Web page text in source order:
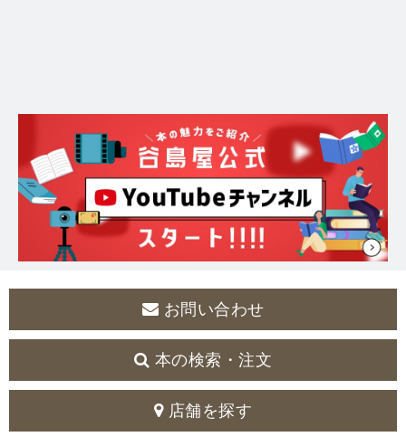
お問い合わせ
本の検索・注文
店舗を探す